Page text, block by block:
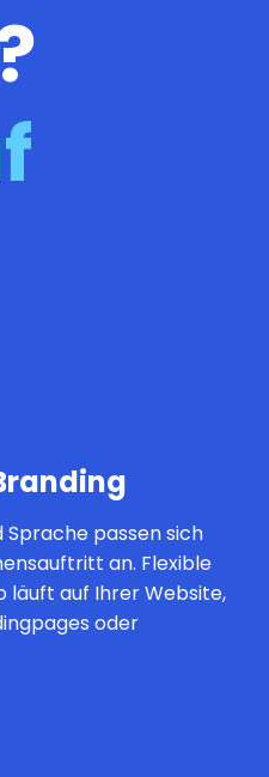
Sprache passen sich
an. Flexible
läuft auf Ihrer Website,
oder